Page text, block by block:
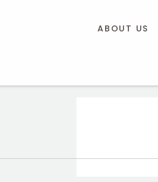
ABOUT US